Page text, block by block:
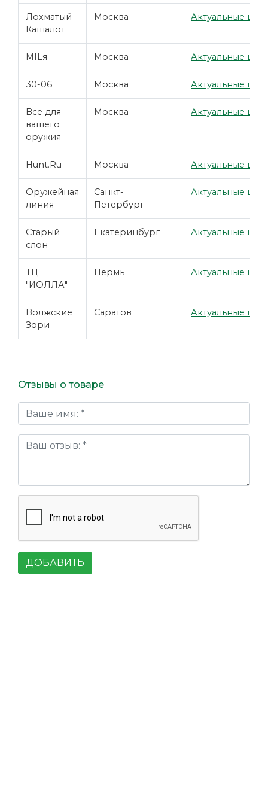
Лохматый
Кашалот
Москва Актуальные
MILя Москва Актуальные
30-06 Москва Актуальные
Все для
вашего
оружия
Москва Актуальные
Hunt.Ru Москва Актуальные
Оружейная
линия
Санкт-
Петербург
Актуальные
Старый
слон
Екатеринбург Актуальные
ТЦ
"ИОЛЛА"
Пермь Актуальные
Волжские
Зори
Саратов Актуальные
Отзывы о товаре
ДОБАВИТЬ